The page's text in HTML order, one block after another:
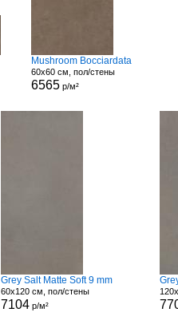
Mushroom Bocciardata
60x60 см, пол/стены
6565 р/м²
Grey Salt Matte Soft 9 mm
60x120 см, пол/стены
7104р/м²